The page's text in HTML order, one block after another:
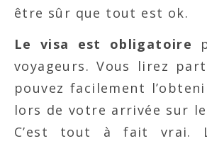
être sûr que tout est ok.
Le visa est obligatoire
voyageurs. Vous lirez
pouvez facilement
lors de votre arrivée sur
C’est tout à fait vrai.